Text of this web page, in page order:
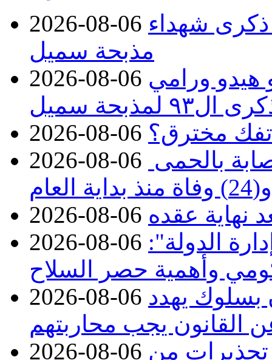
2026-08-06 ذكرى شهداء
مذبحة سميل
2026-08-06 هيدو ورامي
سميل
2026-08-06 مخترق؟
2026-08-06
2026-08-06 نهاية عقده
2026-08-06 الدولة":
وأهمية حصر السلاح
2026-08-06 بسلوك يهدد
القانون يجب محاربتهم
2026-08-06 من